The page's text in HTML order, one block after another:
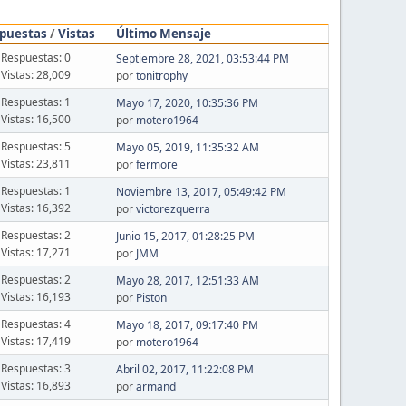
/Vistas Último Mensaje
Respuestas: 0
Vistas: 28,009
Septiembre 28, 2021, 03:53:44 PM
portonitrophy
Respuestas: 1
Vistas: 16,500
Mayo 17, 2020, 10:35:36 PM
por motero1964
Respuestas: 5
Vistas: 23,811
Mayo 05, 2019, 11:35:32 AM
porfermore
Respuestas: 1
Vistas: 16,392
Noviembre 13, 2017, 05:49:42 PM
porvictorezquerra
Respuestas: 2
Vistas: 17,271
Junio 15, 2017, 01:28:25 PM
por JMM
Respuestas: 2
Vistas: 16,193
Mayo 28, 2017, 12:51:33 AM
por Piston
Respuestas: 4
Vistas: 17,419
Mayo 18, 2017, 09:17:40 PM
por motero1964
Respuestas: 3
Vistas: 16,893
Abril 02, 2017, 11:22:08 PM
porarmand